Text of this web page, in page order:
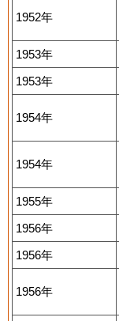
1952年
1953年
1953年
1954年
1954年
1955年
1956年
1956年
1956年